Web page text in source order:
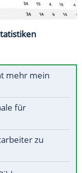
mehr mein
für
zu